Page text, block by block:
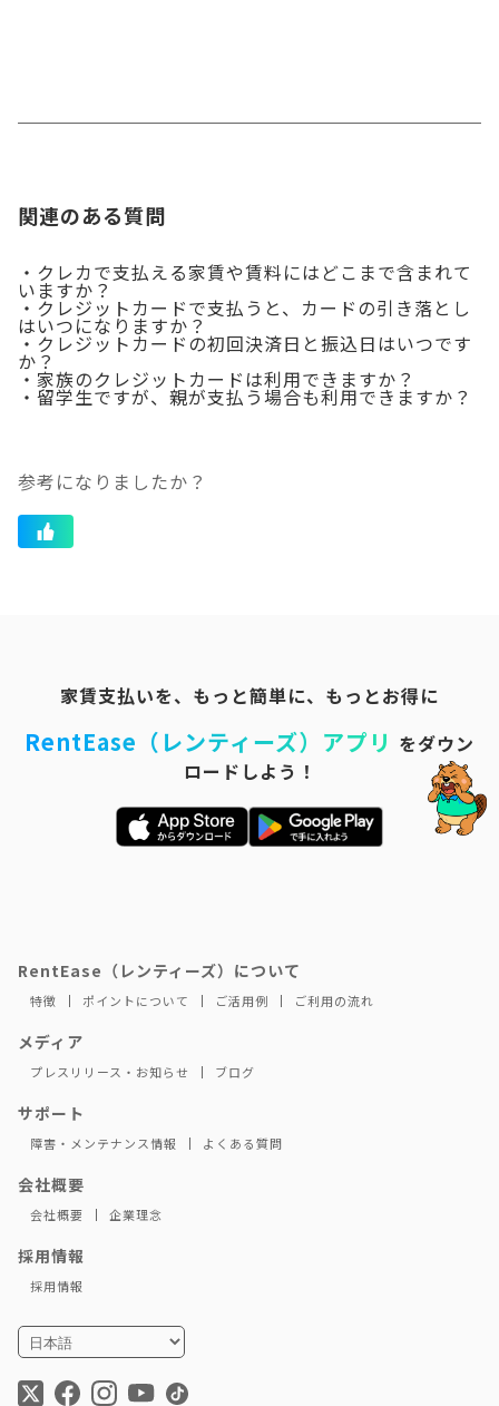
関連のある質問
・クレカで支払える家賃や賃料にはどこまで含まれて
いますか？
・クレジットカードで支払うと、カードの引き落とし
はいつになりますか？
・クレジットカードの初回決済日と振込日はいつです
か？
・家族のクレジットカードは利用できますか？
・留学生ですが、親が支払う場合も利用できますか？
参考になりましたか？
家賃支払いを、もっと簡単に、もっとお得に
RentEase（レンティーズ）アプリ をダウン
ロードしよう！
RentEase（レンティーズ）について
特徴 ポイントについて ご活用例 ご利用の流れ
メディア
プレスリリース・お知らせ ブログ
サポート
障害・メンテナンス情報 よくある質問
会社概要
会社概要 企業理念
採用情報
採用情報